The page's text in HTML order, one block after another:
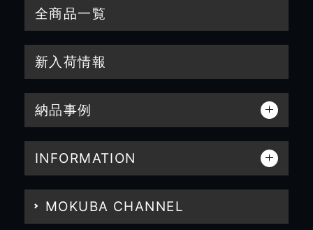
全商品一覧
新入荷情報
納品事例
INFORMATION
MOKUBA CHANNEL